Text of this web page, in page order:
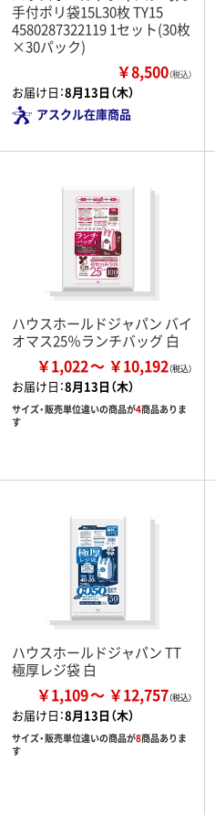
手付ポリ袋15L30枚 TY15
4580287322119 1セット(30枚
×30パック)
￥8,500（税込）
お届け日：8月13日（木）
アスクル在庫商品
ハウスホールドジャパン バイ
オマス25％ランチバッグ 白
￥1,022 ￥10,192
お届け日：8月13日（木）
サイズ・販売単位違いの商品が4商品ありま
す
ハウスホールドジャパン TT
極厚レジ袋 白
￥1,109 ￥12,757
お届け日：8月13日（木）
サイズ・販売単位違いの商品が8商品ありま
す